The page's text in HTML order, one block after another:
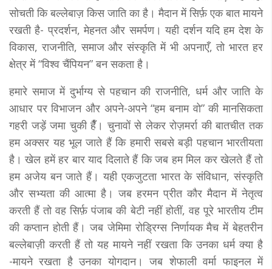
सोचती कि बल्लेबाज़ किस जाति का है। मैदान में सिर्फ़ एक बात मायने
रखती है- प्रदर्शन, मेहनत और समर्पण। यही दर्शन यदि हम देश के
विकास, राजनीति, समाज और संस्कृति में भी अपनाएँ, तो भारत हर
क्षेत्र में “विश्व चैंपियन” बन सकता है।
हमारे समाज में दुर्भाग्य से पहचान की राजनीति, धर्म और जाति के
आधार पर विभाजन और अपने-अपने “हम बनाम वो” की मानसिकता
गहरी जड़ें जमा चुकी हैँ। चुनावों से लेकर रोज़मर्रा की बातचीत तक
हम अक्सर यह भूल जाते हैं कि हमारी सबसे बड़ी पहचान भारतीयता
है। खेल हमें हर बार याद दिलाते हैं कि जब हम मिल कर खेलते हैं तो
हम अजेय बन जाते हैं। यही एकजुटता भारत के संविधान, संस्कृति
और सभ्यता की आत्मा है। जब हरमन प्रीत कौर मैदान में नेतृत्व
करती हैं तो वह सिर्फ़ पंजाब की बेटी नहीं होतीं, वह पूरे भारतीय टीम
की कप्तान होती हैं। जब जेमिमा रोड्रिग्स निर्णायक मैच में बेहतरीन
बल्लेबाज़ी करती हैं तो यह मायने नहीं रखता कि उनका धर्म क्या है
-मायने रखता है उनका योगदान। जब शेफाली वर्मा फाइनल में